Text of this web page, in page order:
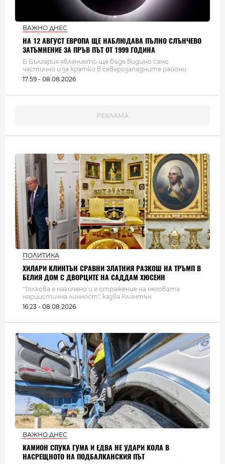
ВАЖНО ДНЕС
НА 12 АВГУСТ ЕВРОПА ЩЕ НАБЛЮДАВА ПЪЛНО СЛЪНЧЕВО
ЗАТЪМНЕНИЕ ЗА ПРЪВ ПЪТ ОТ 1999 ГОДИНА
В България явлението ще бъде видимо само
частично и за кратко в северозападните райони
17:59 - 08.08.2026
ПОЛИТИКА
ХИЛАРИ КЛИНТЪН СРАВНИ ЗЛАТНИЯ РАЗКОШ НА ТРЪМП В
БЕЛИЯ ДОМ С ДВОРЦИТЕ НА САДДАМ ХЮСЕИН
"Толкова е накичено и е отражение на неговата
нарцистична личност", казва Клинтън
16:23 - 08.08.2026
ВАЖНО ДНЕС
КАМИОН СПУКА ГУМА И ЕДВА НЕ УДАРИ КОЛА В
НАСРЕЩНОТО НА ПОДБАЛКАНСКИЯ ПЪТ